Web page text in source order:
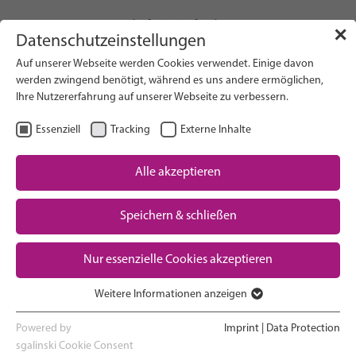
Downloads
Previous
Search on Website
Research
Advocacy & Policy
Maternal & Newborn Health
Network
✕
Datenschutzeinstellungen
Auf unserer Webseite werden Cookies verwendet. Einige davon
werden zwingend benötigt, während es uns andere ermöglichen,
Ihre Nutzererfahrung auf unserer Webseite zu verbessern.
Essenziell Tracking Externe Inhalte
Alle akzeptieren
Speichern & schließen
Nur essenzielle Cookies akzeptieren
Essenzielle Cookies werden für grundlegende Funktionen der
Webseite benötigt. Dadurch ist gewährleistet, dass die Webseite
Weitere Informationen anzeigen
Powered by
sgalinski Cookie Consent
Imprint Data Protection